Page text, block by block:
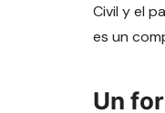
Civil y el
es un
Un